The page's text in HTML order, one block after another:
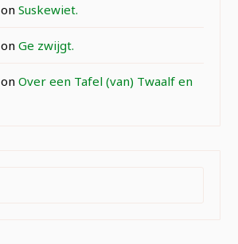
onSuskewiet.
onGe zwijgt.
onOver een Tafel (van) Twaalf en